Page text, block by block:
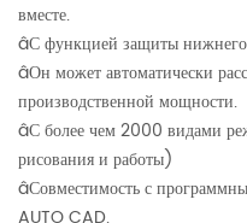
вместе.
âС функцией защиты
âОн может автоматически
производственной мощности.
âС более чем 2000 видами
рисования и работы)
âСовместимость с
AUTO CAD.